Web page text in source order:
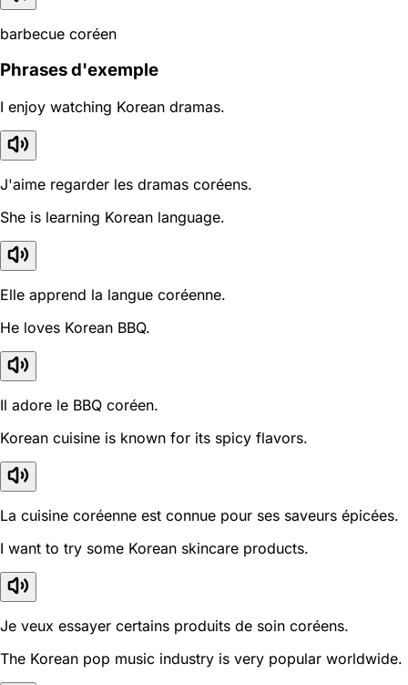
barbecue coréen
Phrases d'exemple
I enjoy watching Korean dramas.
J'aime regarder les dramas coréens.
She is learning Korean language.
Elle apprend la langue coréenne.
He loves Korean BBQ.
Il adore le BBQ coréen.
Korean cuisine is known for its spicy flavors.
La cuisine coréenne est connue pour ses saveurs épicées.
I want to try some Korean skincare products.
Je veux essayer certains produits de soin coréens.
The Korean pop music industry is very popular worldwide.